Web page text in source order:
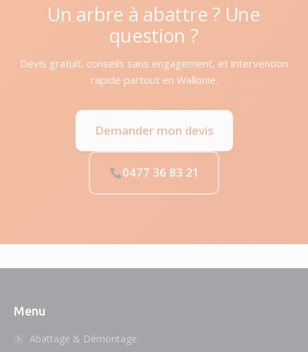
Un arbre à abattre ? Une
question ?
Devis gratuit, conseils sans engagement, et intervention
rapide partout en Wallonie.
Demander mon devis
0477 36 83 21
Menu
Abattage & Démontage